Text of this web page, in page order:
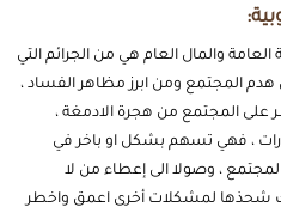
والمال العام هي من الجرائم التي
المجتمع ومن ابرز مظاهر الفساد ،
المجتمع من هجرة الادمغة ،
، فهي تسهم بشكل او باخر في
، وصولا الى إعطاء من لا
شحذها لمشكلات أخرى اعمق واخطر